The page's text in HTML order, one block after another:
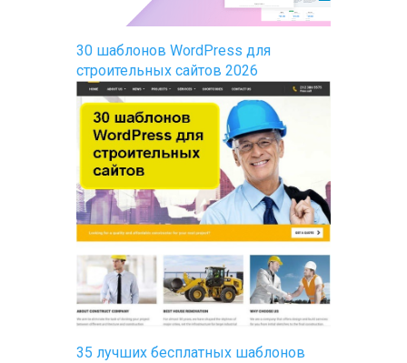
30 шаблонов WordPress для
строительных сайтов 2026
35 лучших бесплатных шаблонов